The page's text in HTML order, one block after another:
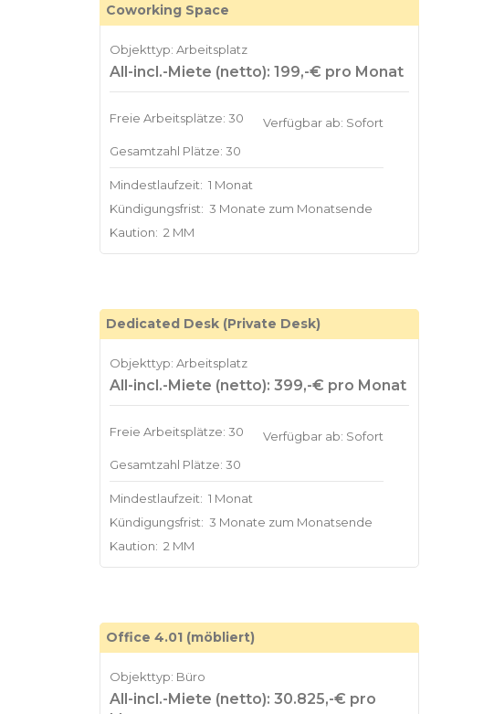
Coworking Space
Objekttyp: Arbeitsplatz
All-incl.-Miete (netto): 199,-€ pro Monat
Freie Arbeitsplätze: 30
Gesamtzahl Plätze: 30
Verfügbar ab: Sofort
Mindestlaufzeit: 1 Monat
Kündigungsfrist: 3 Monate zum Monatsende
Kaution: 2 MM
Dedicated Desk (Private Desk)
Objekttyp: Arbeitsplatz
All-incl.-Miete (netto): 399,-€ pro Monat
Freie Arbeitsplätze: 30
Gesamtzahl Plätze: 30
Verfügbar ab: Sofort
Mindestlaufzeit: 1 Monat
Kündigungsfrist: 3 Monate zum Monatsende
Kaution: 2 MM
Office 4.01 (möbliert)
Objekttyp: Büro
All-incl.-Miete (netto): 30.825,-€ pro